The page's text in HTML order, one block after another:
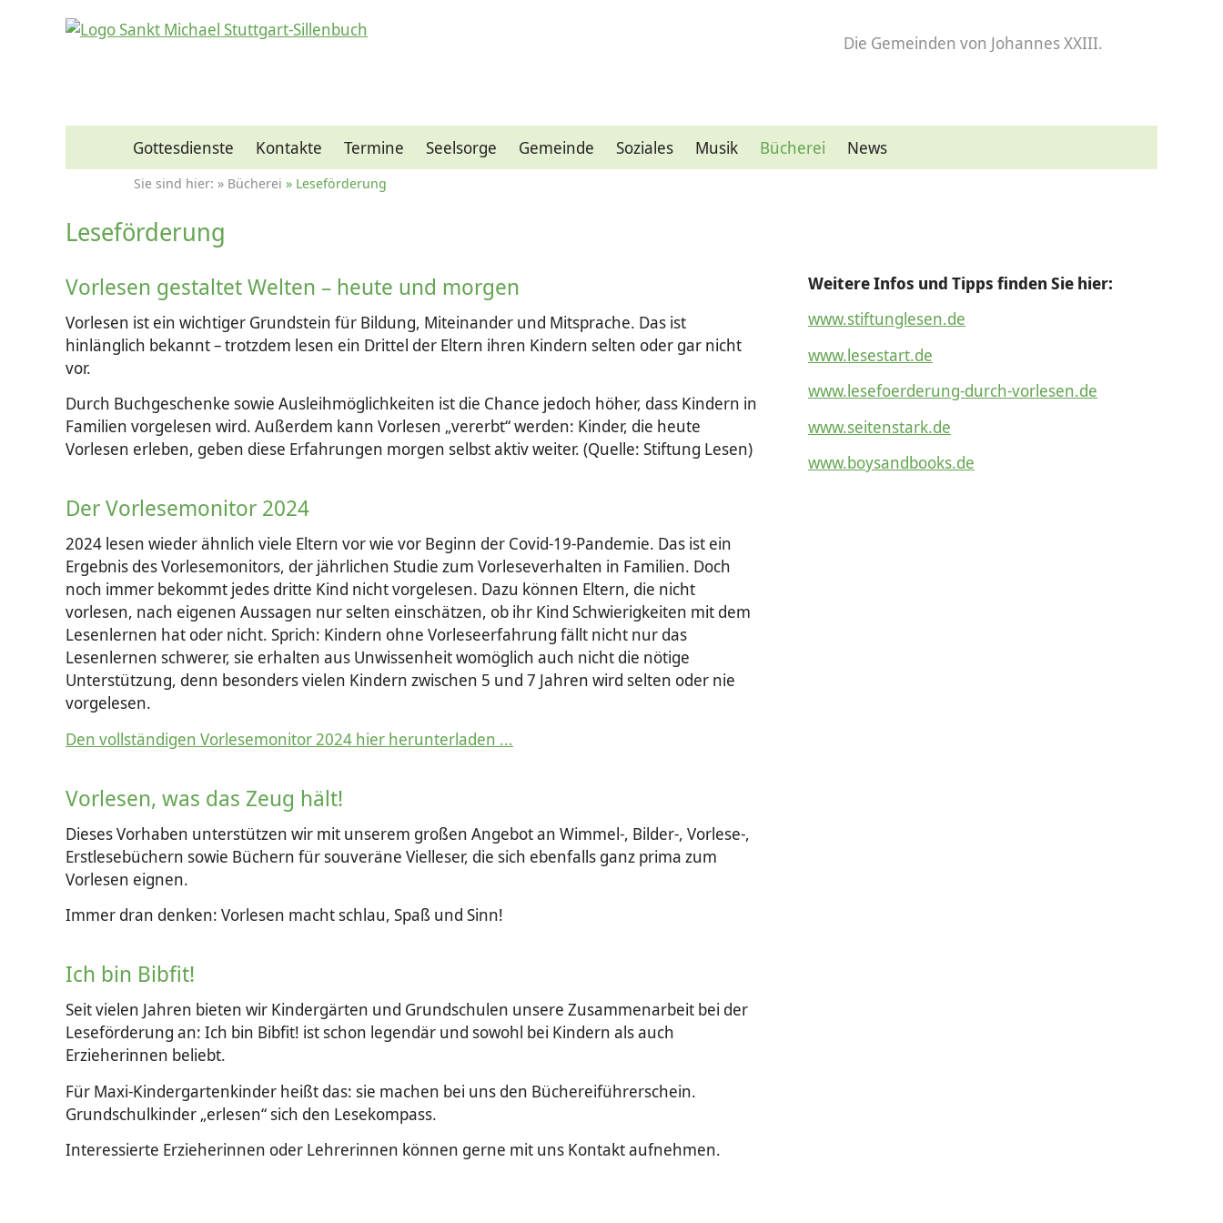
Die Gemeinden von Johannes XXIII.
Gottesdienste Kontakte Termine Seelsorge Gemeinde Soziales Musik Bücherei News
Bücherei Leseförderung
Leseförderung
Vorlesen gestaltet Welten – heute und morgen
Vorlesen ist ein wichtiger Grundstein für Bildung, Miteinander und Mitsprache. Das ist
hinlänglich bekannt – trotzdem lesen ein Drittel der Eltern ihren Kindern selten oder gar nicht
vor.
Durch Buchgeschenke sowie Ausleihmöglichkeiten ist die Chance jedoch höher, dass Kindern in
Familien vorgelesen wird. Außerdem kann Vorlesen „vererbt“ werden: Kinder, die heute
Vorlesen erleben, geben diese Erfahrungen morgen selbst aktiv weiter. (Quelle: Stiftung Lesen)
Der Vorlesemonitor 2024
2024 lesen wieder ähnlich viele Eltern vor wie vor Beginn der Covid-19-Pandemie. Das ist ein
Ergebnis des Vorlesemonitors, der jährlichen Studie zum Vorleseverhalten in Familien. Doch
noch immer bekommt jedes dritte Kind nicht vorgelesen. Dazu können Eltern, die nicht
vorlesen, nach eigenen Aussagen nur selten einschätzen, ob ihr Kind Schwierigkeiten mit dem
Lesenlernen hat oder nicht. Sprich: Kindern ohne Vorleseerfahrung fällt nicht nur das
Lesenlernen schwerer, sie erhalten aus Unwissenheit womöglich auch nicht die nötige
Unterstützung, denn besonders vielen Kindern zwischen 5 und 7 Jahren wird selten oder nie
vorgelesen.
Den vollständigen Vorlesemonitor 2024 hier herunterladen ...
Vorlesen, was das Zeug hält!
Dieses Vorhaben unterstützen wir mit unserem großen Angebot an Wimmel-, Bilder-, Vorlese-,
Erstlesebüchern sowie Büchern für souveräne Vielleser, die sich ebenfalls ganz prima zum
Vorlesen eignen.
Immer dran denken: Vorlesen macht schlau, Spaß und Sinn!
Ich bin Bibfit!
Seit vielen Jahren bieten wir Kindergärten und Grundschulen unsere Zusammenarbeit bei der
Leseförderung an: Ich bin Bibfit! ist schon legendär und sowohl bei Kindern als auch
Erzieherinnen beliebt.
Für Maxi-Kindergartenkinder heißt das: sie machen bei uns den Büchereiführerschein.
Grundschulkinder „erlesen“ sich den Lesekompass.
Interessierte Erzieherinnen oder Lehrerinnen können gerne mit uns Kontakt aufnehmen.
Weitere Infos und Tipps finden Sie hier:
www.stiftunglesen.de
www.lesestart.de
www.lesefoerderung-durch-vorlesen.de
www.seitenstark.de
www.boysandbooks.de